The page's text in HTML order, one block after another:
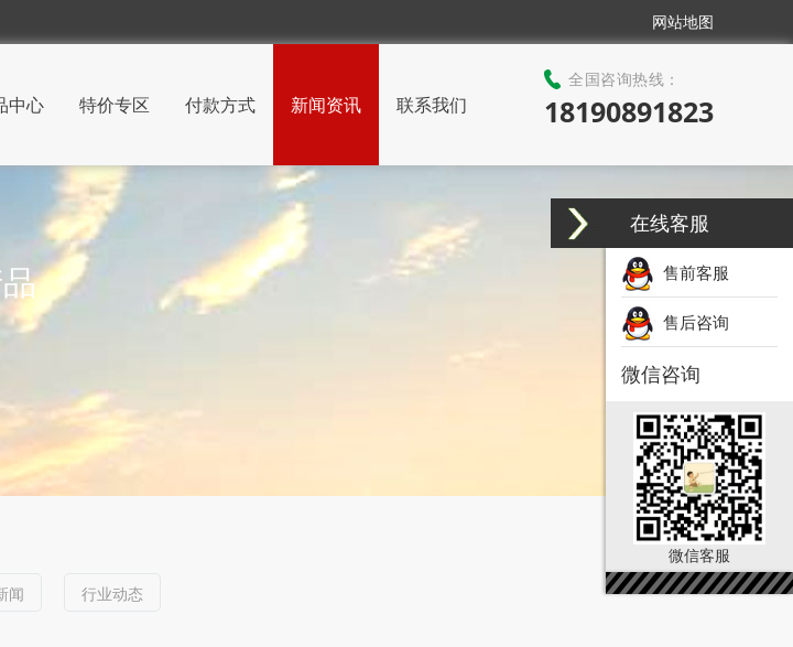
网站地图
中心 特价专区 付款方式 新闻资讯 联系我们
全国咨询热线：
18190891823
闻 行业动态
在线客服
售前客服
售后咨询
微信咨询
微信客服